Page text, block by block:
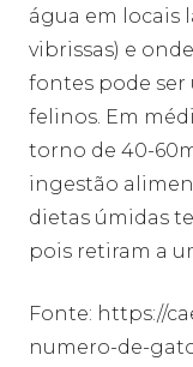
água em locais
vibrissas) e
fontes pode ser
felinos. Em
torno de 40-
ingestão
dietas úmidas
pois retiram a
Fonte: https://
numero-de-